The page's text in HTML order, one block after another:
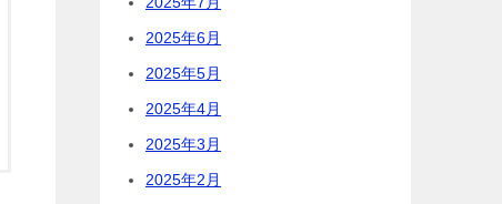
2025年6月
2025年5月
2025年4月
2025年3月
2025年2月